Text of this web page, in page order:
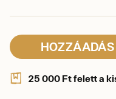
25 000 Ft felett a